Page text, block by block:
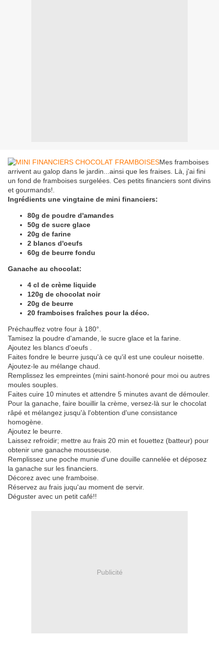
Mes framboises
arrivent au galop dans le jardin...ainsi que les fraises. Là, j'ai fini
un fond de framboises surgelées. Ces petits financiers sont divins
et gourmands!.
Ingrédients une vingtaine de mini financiers:
80g de poudre d'amandes
50g de sucre glace
20g de farine
2 blancs d'oeufs
60g de beurre fondu
Ganache au chocolat:
4 cl de crème liquide
120g de chocolat noir
20g de beurre
20 framboises fraîches pour la déco.
Préchauffez votre four à 180°.
Tamisez la poudre d'amande, le sucre glace et la farine.
Ajoutez les blancs d'oeufs .
Faites fondre le beurre jusqu'à ce qu'il est une couleur noisette.
Ajoutez-le au mélange chaud.
Remplissez les empreintes (mini saint-honoré pour moi ou autres
moules souples.
Faites cuire 10 minutes et attendre 5 minutes avant de démouler.
Pour la ganache, faire bouillir la crème, versez-là sur le chocolat
râpé et mélangez jusqu'à l'obtention d'une consistance
homogène.
Ajoutez le beurre.
Laissez refroidir; mettre au frais 20 min et fouettez (batteur) pour
obtenir une ganache mousseuse.
Remplissez une poche munie d'une douille cannelée et déposez
la ganache sur les financiers.
Décorez avec une framboise.
Réservez au frais juqu'au moment de servir.
Déguster avec un petit café!!
Publicité